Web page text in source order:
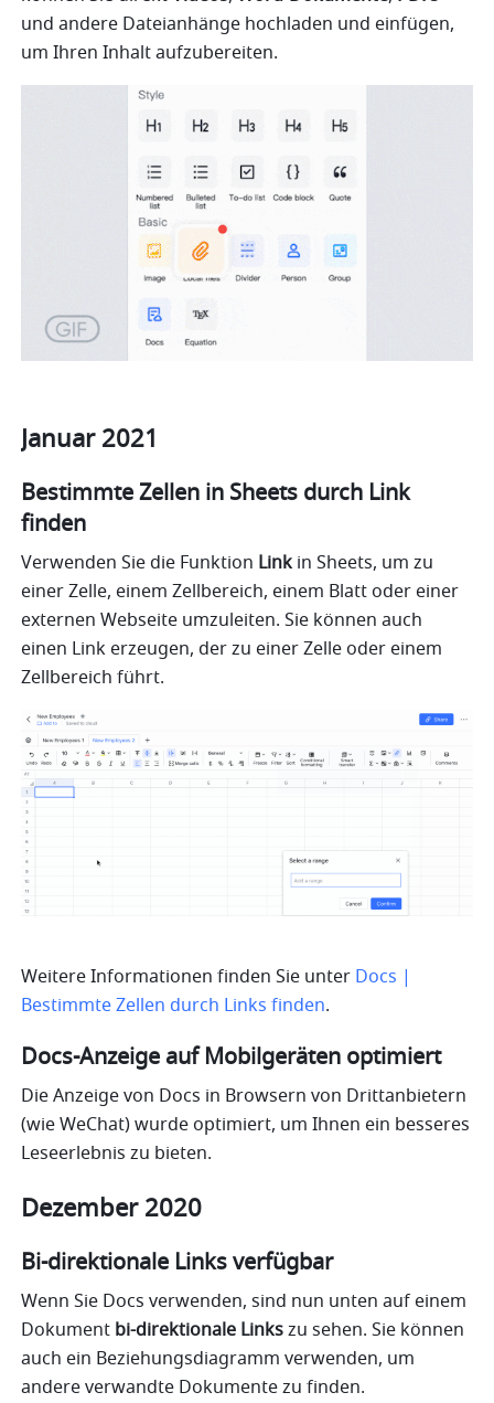
und andere Dateianhänge hochladen und einfügen,
um Ihren Inhalt aufzubereiten.
Januar 2021
Bestimmte Zellen in Sheets durch Link
finden
Verwenden Sie die Funktion Link in Sheets, um zu
einer Zelle, einem Zellbereich, einem Blatt oder einer
externen Webseite umzuleiten. Sie können auch
einen Link erzeugen, der zu einer Zelle oder einem
Zellbereich führt.
Weitere Informationen finden Sie unter Docs |
Bestimmte Zellen durch Links finden.
Docs-Anzeige auf Mobilgeräten optimiert
Die Anzeige von Docs in Browsern von Drittanbietern
(wie WeChat) wurde optimiert, um Ihnen ein besseres
Leseerlebnis zu bieten.
Dezember 2020
Bi-direktionale Links verfügbar
Wenn Sie Docs verwenden, sind nun unten auf einem
Dokument bi-direktionale Links zu sehen. Sie können
auch ein Beziehungsdiagramm verwenden, um
andere verwandte Dokumente zu finden.